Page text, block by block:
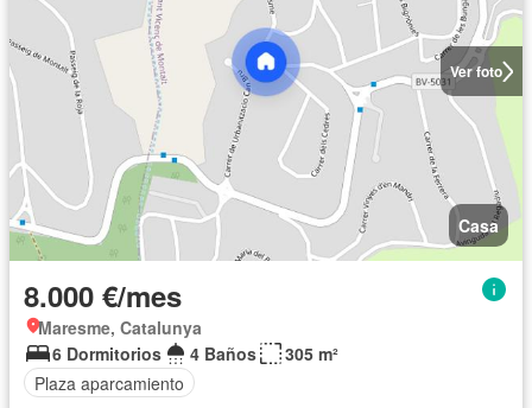
Ver foto
Casa
8.000 €/mes
Maresme, Catalunya
6 Dormitorios
4 Baños
305 m²
Plaza aparcamiento